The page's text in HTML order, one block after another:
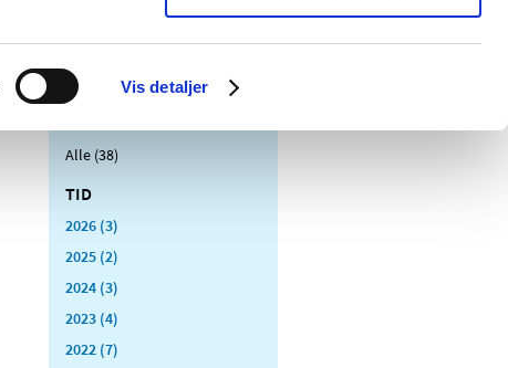
Vis detaljer
Alle (38)
TID
2026 (3)
2025 (2)
2024 (3)
2023 (4)
2022 (7)